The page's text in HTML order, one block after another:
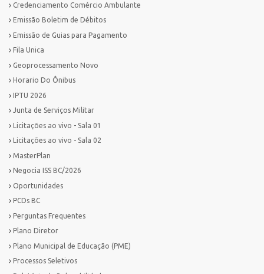
Credenciamento Comércio Ambulante
Emissão Boletim de Débitos
Emissão de Guias para Pagamento
Fila Unica
Geoprocessamento Novo
Horario Do Ônibus
IPTU 2026
Junta de Serviços Militar
Licitações ao vivo - Sala 01
Licitações ao vivo - Sala 02
MasterPlan
Negocia ISS BC/2026
Oportunidades
PCDs BC
Perguntas Frequentes
Plano Diretor
Plano Municipal de Educação (PME)
Processos Seletivos